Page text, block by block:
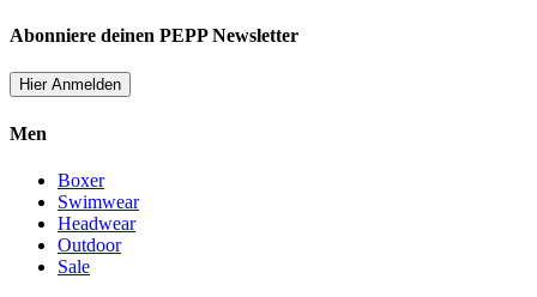
Abonniere deinen PEPP Newsletter
Hier Anmelden
Men
Boxer
Swimwear
Headwear
Outdoor
Sale